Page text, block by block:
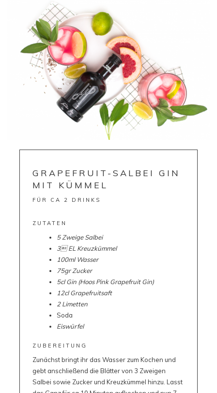
GRAPEFRUIT-SALBEI GIN
MIT KÜMMEL
FÜR CA 2 DRINKS
ZUTATEN
5 Zweige Salbei
3 EL Kreuzkümmel
100ml Wasser
75gr Zucker
5cl Gin (Hoos Pink Grapefruit Gin)
12cl Grapefruitsaft
2 Limetten
Soda
Eiswürfel
ZUBEREITUNG
Zunächst bringt ihr das Wasser zum Kochen und
gebt anschließend die Blätter von 3 Zweigen
Salbei sowie Zucker und Kreuzkümmel hinzu. Lasst